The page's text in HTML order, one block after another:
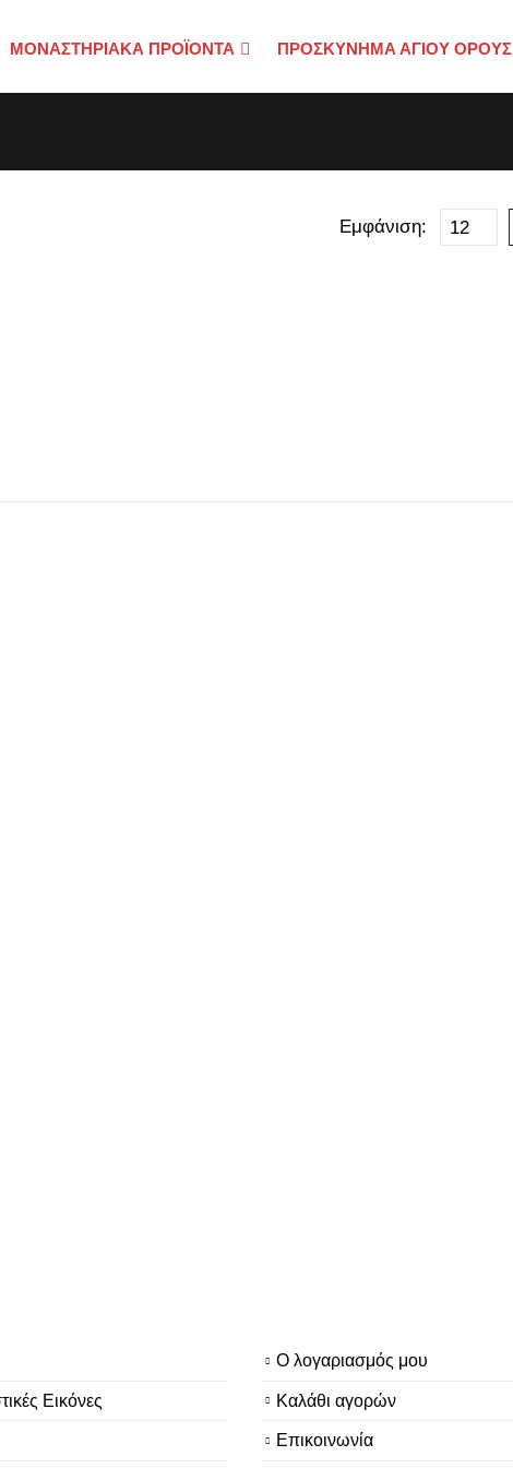
ΜΟΝΑΣΤΗΡΙΑΚΑ ΠΡΟΪΟΝΤΑ ΠΡΟΣΚΎΝΗΜΑ ΑΓΊΟΥ ΌΡΟΥΣ
Εμφάνιση:
Εικόνες
Ο λογαριασμός μου
Καλάθι αγορών
Επικοινωνία